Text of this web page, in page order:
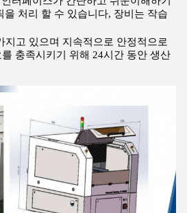
을 처리 할 수 있습니다, 장비는 작습
지고 있으며 지속적으로 안정적으로
충족시키기 위해 24시간 동안 생산